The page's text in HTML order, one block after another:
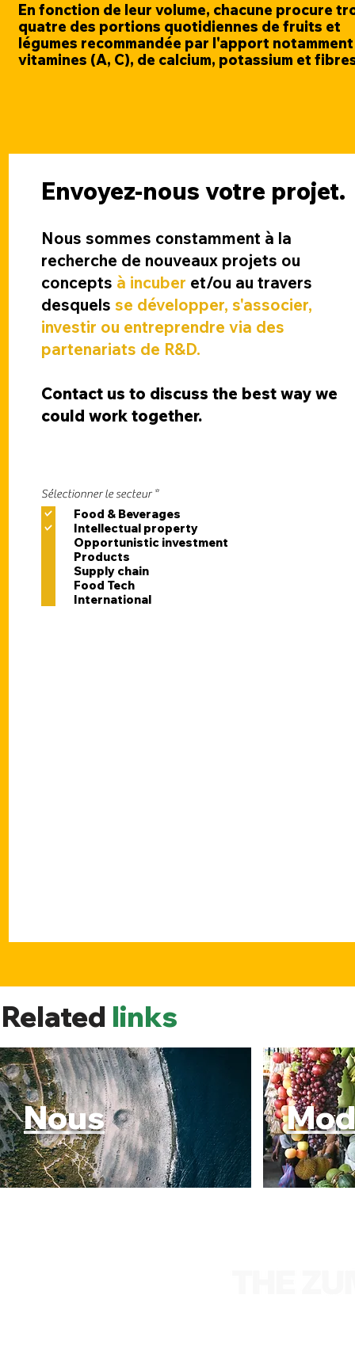
En fonction de leur volume, chacune procure
quatre des portions quotidiennes de fruits et
légumes recommandée par l'apport
vitamines (A, C), de calcium, potassium et
Envoyez-nous votre projet.
Nous sommes constamment à la
recherche de nouveaux projets ou
concepts à incuber et/ou au travers
desquels se développer, s'associer,
investir ou entreprendre via des
partenariats de R&D.
Contact us to discuss the best way we
could work together.
Sélectionner le secteur *R
q
u
i
Food & Beverages
Intellectual property
Opportunistic investment
Products
Supply chain
Food Tech
International
Related links
Nous